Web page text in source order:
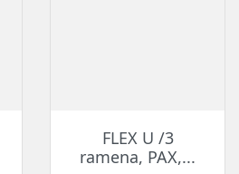
FLEX U /3
ramena, PAX,...